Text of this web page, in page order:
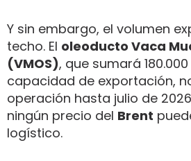
Y sin embargo, el volumen
techo. El oleoducto Vaca
(VMOS), que sumará
capacidad de exportación,
operación hasta julio de
ningún precio del Brent
logístico.